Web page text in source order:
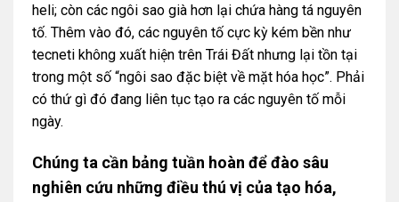
heli; còn các ngôi sao già hơn lại chứa hàng tá nguyên
tố. Thêm vào đó, các nguyên tố cực kỳ kém bền như
tecneti không xuất hiện trên Trái Đất nhưng lại tồn tại
trong một số “ngôi sao đặc biệt về mặt hóa học”. Phải
có thứ gì đó đang liên tục tạo ra các nguyên tố mỗi
ngày.
Chúng ta cần bảng tuần hoàn để đào sâu
nghiên cứu những điều thú vị của tạo hóa,